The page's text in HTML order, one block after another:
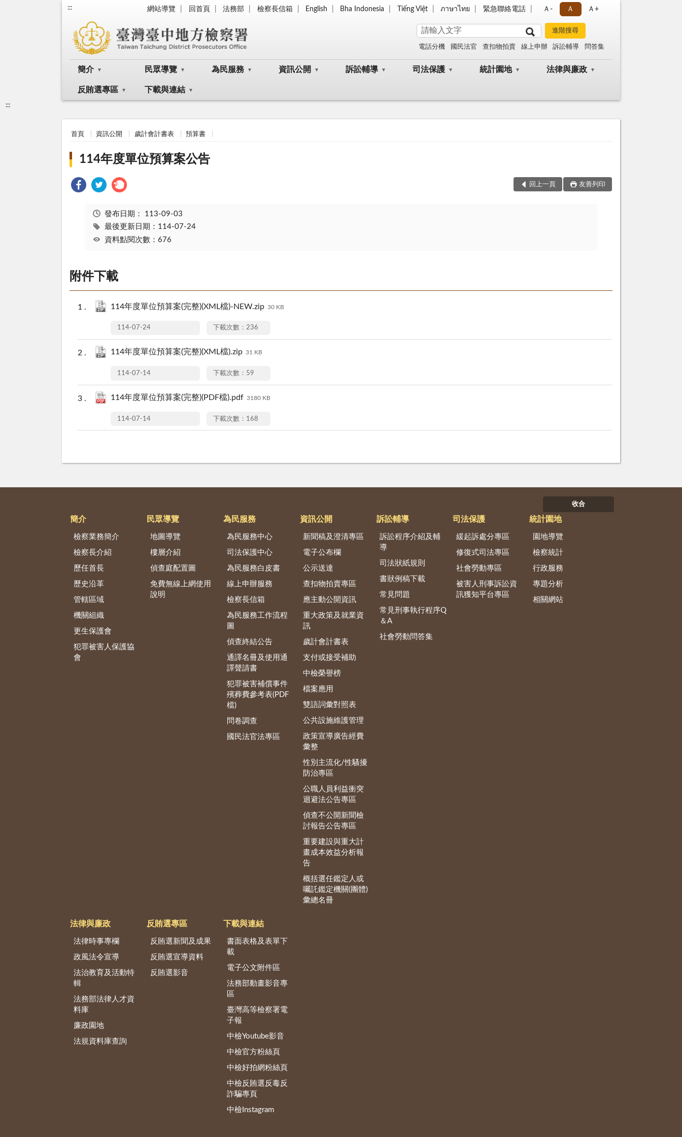
::: 網站導覽 回首頁 法務部 檢察長信箱 English Bha Indonesia Tiếng Việt ภาษาไทย 緊急聯絡電話 Ａ- Ａ Ａ+
電話分機 國民法官 查扣物拍賣 線上申辦 訴訟輔導 問答集
簡介 民眾導覽 為民服務 資訊公開 訴訟輔導 司法保護 統計園地 法律與廉政
反賄選專區 下載與連結
:::
首頁 資訊公開 歲計會計書表 預算書
114年度單位預算案公告
回上一頁 友善列印
發布日期： 113-09-03
最後更新日期：114-07-24
資料點閱次數：676
附件下載
114年度單位預算案(完整)(XML檔)-NEW.zip 30 KB
114-07-24 下載次數：236
114年度單位預算案(完整)(XML檔).zip 31 KB
114-07-14 下載次數：59
114年度單位預算案(完整)(PDF檔).pdf 3180 KB
114-07-14 下載次數：168
收合
簡介
檢察業務簡介
檢察長介紹
歷任首長
歷史沿革
管轄區域
機關組織
更生保護會
犯罪被害人保護協
會
民眾導覽
地圖導覽
樓層介紹
偵查庭配置圖
免費無線上網使用
說明
為民服務
為民服務中心
司法保護中心
為民服務白皮書
線上申辦服務
檢察長信箱
為民服務工作流程
圖
偵查終結公告
通譯名冊及使用通
譯聲請書
犯罪被害補償事件
殯葬費參考表(PDF
檔)
問卷調查
國民法官法專區
資訊公開
新聞稿及澄清專區
電子公布欄
公示送達
查扣物拍賣專區
應主動公開資訊
重大政策及就業資
訊
歲計會計書表
支付或接受補助
中檢榮譽榜
檔案應用
雙語詞彙對照表
公共設施維護管理
政策宣導廣告經費
彙整
性別主流化/性騷擾
防治專區
公職人員利益衝突
迴避法公告專區
偵查不公開新聞檢
討報告公告專區
重要建設與重大計
畫成本效益分析報
告
概括選任鑑定人或
囑託鑑定機關(團體)
彙總名冊
訴訟輔導
訴訟程序介紹及輔
導
司法狀紙規則
書狀例稿下載
常見問題
常見刑事執行程序Q
＆A
社會勞動問答集
司法保護
緩起訴處分專區
修復式司法專區
社會勞動專區
被害人刑事訴訟資
訊獲知平台專區
統計園地
園地導覽
檢察統計
行政服務
專題分析
相關網站
法律與廉政
法律時事專欄
政風法令宣導
法治教育及活動特
輯
法務部法律人才資
料庫
廉政園地
法規資料庫查詢
反賄選專區
反賄選新聞及成果
反賄選宣導資料
反賄選影音
下載與連結
書面表格及表單下
載
電子公文附件區
法務部動畫影音專
區
臺灣高等檢察署電
子報
中檢Youtube影音
中檢官方粉絲頁
中檢好拍網粉絲頁
中檢反賄選反毒反
詐騙專頁
中檢Instagram